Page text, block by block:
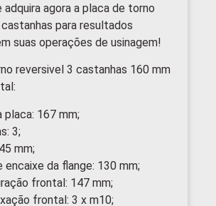
adquira agora a placa de torno
para resultados
suas operações de usinagem!
reversivel 3 castanhas 160 mm
placa: 167 mm;
3;
mm;
encaixe da flange: 130 mm;
frontal: 147 mm;
frontal: 3 x m10;